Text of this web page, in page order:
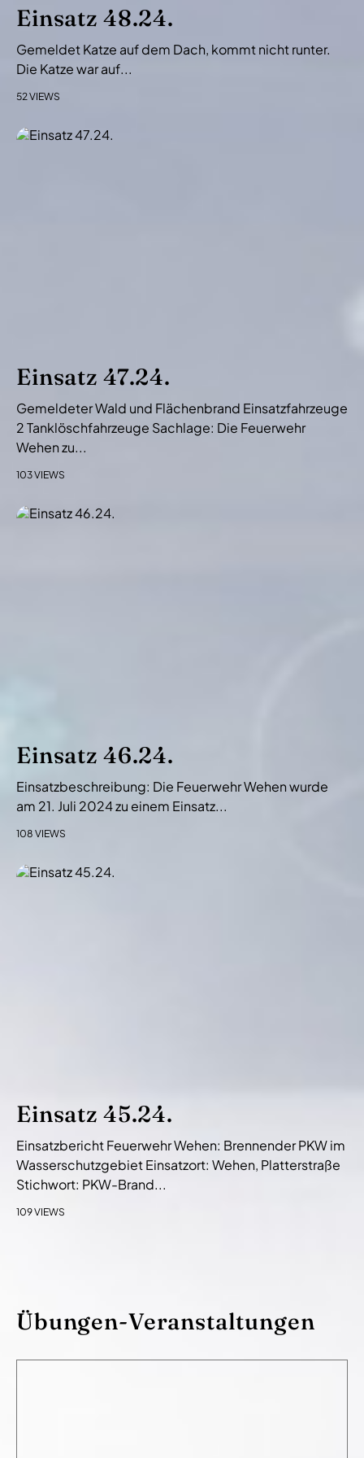
i
n
Einsatz 48.24.
Gemeldet Katze auf dem Dach, kommt nicht runter.
Die Katze war auf...
52 VIEWS
Einsatz 47.24.
Gemeldeter Wald und Flächenbrand Einsatzfahrzeuge
2 Tanklöschfahrzeuge Sachlage: Die Feuerwehr
Wehen zu...
103 VIEWS
Einsatz 46.24.
Einsatzbeschreibung: Die Feuerwehr Wehen wurde
am 21. Juli 2024 zu einem Einsatz...
108 VIEWS
Einsatz 45.24.
Einsatzbericht Feuerwehr Wehen: Brennender PKW im
Wasserschutzgebiet Einsatzort: Wehen, Platterstraße
Stichwort: PKW-Brand...
109 VIEWS
Übungen-Veranstaltungen